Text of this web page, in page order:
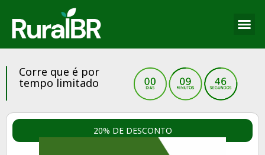
Corre que é por
tempo limitado
20% DE DESCONTO